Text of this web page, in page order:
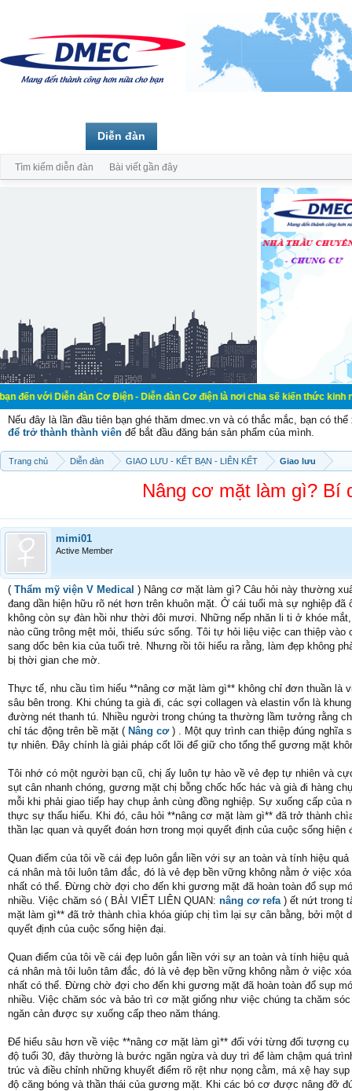
đàn Cơ Điện - Diễn đàn Cơ điện là nơi chia sẽ kiến thức kinh nghiệm
Nếu đây là lần đầu tiên bạn ghé thăm dmec.vn và có thắc mắc, bạn có
để trở thành thành viên để bắt đầu đăng bán sản phẩm của mình.
Trang chủ Diễn đàn GIAO LƯU - KẾT BẠN - LIÊN KẾT Giao lưu
Nâng cơ mặt làm gì? Bí
mimi01
Active Member
( Thẩm mỹ viện V Medical ) Nâng cơ mặt làm gì? Câu hỏi này thường
đang dần hiện hữu rõ nét hơn trên khuôn mặt. Ở cái tuổi mà sự nghiệp
không còn sự đàn hồi như thời đôi mươi. Những nếp nhăn li ti ở khóe
nào cũng trông mệt mỏi, thiếu sức sống. Tôi tự hỏi liệu việc can thiệp
sang dốc bên kia của tuổi trẻ. Nhưng rồi tôi hiểu ra rằng, làm đẹp không
bị thời gian che mờ.
Thực tế, nhu cầu tìm hiểu **nâng cơ mặt làm gì** không chỉ đơn thuần là
sâu bên trong. Khi chúng ta già đi, các sợi collagen và elastin vốn là
đường nét thanh tú. Nhiều người trong chúng ta thường lầm tưởng rằng
chỉ tác động trên bề mặt ( Nâng cơ) . Một quy trình can thiệp đúng nghĩa
tự nhiên. Đây chính là giải pháp cốt lõi để giữ cho tổng thể gương mặt
Tôi nhớ có một người bạn cũ, chị ấy luôn tự hào về vẻ đẹp tự nhiên và
sụt cân nhanh chóng, gương mặt chị bỗng chốc hốc hác và già đi hàng
mỗi khi phải giao tiếp hay chụp ảnh cùng đồng nghiệp. Sự xuống cấp
thực sự thấu hiểu. Khi đó, câu hỏi **nâng cơ mặt làm gì** đã trở thành
thần lạc quan và quyết đoán hơn trong mọi quyết định của cuộc sống hiện
Quan điểm của tôi về cái đẹp luôn gắn liền với sự an toàn và tính hiệu
cá nhân mà tôi luôn tâm đắc, đó là vẻ đẹp bền vững không nằm ở việc
nhất có thể. Đừng chờ đợi cho đến khi gương mặt đã hoàn toàn đổ sụp
nhiều. Việc chăm só ( BÀI VIẾT LIÊN QUAN: nâng cơ refa) ết nứt trong
mặt làm gì** đã trở thành chìa khóa giúp chị tìm lại sự cân bằng, bởi
quyết định của cuộc sống hiện đại.
Quan điểm của tôi về cái đẹp luôn gắn liền với sự an toàn và tính hiệu
cá nhân mà tôi luôn tâm đắc, đó là vẻ đẹp bền vững không nằm ở việc
nhất có thể. Đừng chờ đợi cho đến khi gương mặt đã hoàn toàn đổ sụp
nhiều. Việc chăm sóc và bảo trì cơ mặt giống như việc chúng ta chăm
ngăn cản được sự xuống cấp theo năm tháng.
Để hiểu sâu hơn về việc **nâng cơ mặt làm gì** đối với từng đối tượng
độ tuổi 30, đây thường là bước ngăn ngừa và duy trì để làm chậm quá
trúc và điều chỉnh những khuyết điểm rõ rệt như nọng cằm, má xệ hay
độ căng bóng và thần thái của gương mặt. Khi các bó cơ được nâng đỡ
Diễn đàn
Tìm kiếm diễn đàn Bài viết gần đây